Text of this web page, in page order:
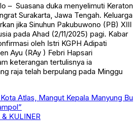
– Suasana duka menyelimuti Keraton
Surakarta, Jawa Tengah. Keluarga
jika Sinuhun Pakubuwono (PB) XIII
pada Ahad (2/11/2025) pagi. Kabar
oleh Istri KGPH Adipati
Ayu (RAy ) Febri Hapsari
keterangan tertulisnya ia
raja telah berpulang pada Minggu
& KULINER